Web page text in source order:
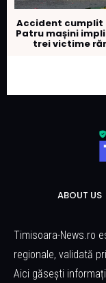
Accident cumplit
Patru mașini
trei victime
ABOUT US
Timisoara-News.ro
regionale, validată
Aici găsești